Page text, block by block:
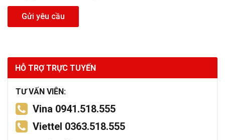
Gửi yêu cầu
HỖ TRỢ TRỰC TUYẾN
TƯ VẤN VIÊN:
Vina 0941.518.555
Viettel 0363.518.555